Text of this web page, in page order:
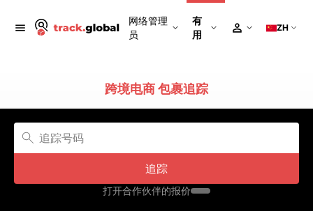
网络管理
员
有
用
ZH
跨境电商 包裹追踪
追踪
打开合作伙伴的报价